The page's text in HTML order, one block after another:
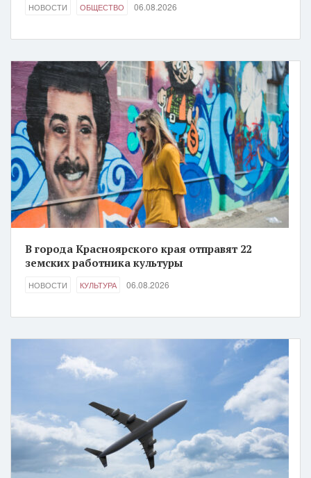
НОВОСТИ ОБЩЕСТВО 06.08.2026
В города Красноярского края отправят 22
земских работника культуры
НОВОСТИ КУЛЬТУРА 06.08.2026